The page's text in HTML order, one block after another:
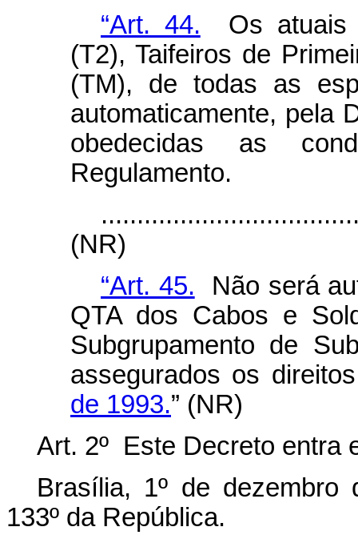
“Art. 44. Os atuais
(T2), Taifeiros de
(TM), de todas as
automaticamente, pela
obedecidas as
Regulamento.
(NR)
“Art. 45. Não será
QTA dos Cabos e
Subgrupamento de
assegurados os
de 1993.” (NR)
Art. 2º Este Decreto entra
Brasília, 1º de dezembro
133º da República.